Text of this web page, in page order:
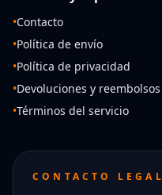
•Contacto
•Política de envío
•Política de privacidad
•Devoluciones y reembolsos
•Términos del servicio
CONTACTO LEGAL